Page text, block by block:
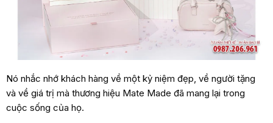
Nó nhắc nhớ khách hàng về một kỷ niệm đẹp, về người tặng
và về giá trị mà thương hiệu Mate Made đã mang lại trong
cuộc sống của họ.